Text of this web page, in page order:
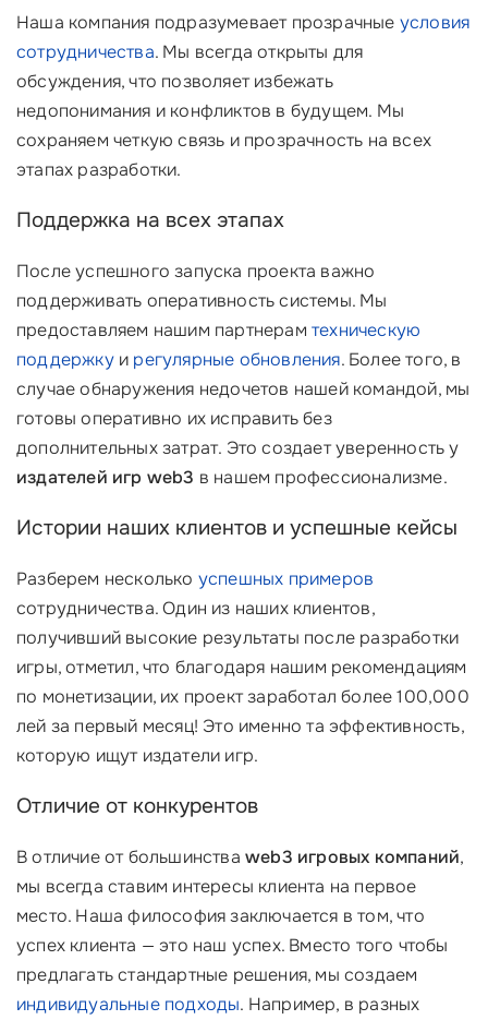
Наша компания подразумевает прозрачные условия
сотрудничества. Мы всегда открыты для
обсуждения, что позволяет избежать
недопонимания и конфликтов в будущем. Мы
сохраняем четкую связь и прозрачность на всех
этапах разработки.
Поддержка на всех этапах
После успешного запуска проекта важно
поддерживать оперативность системы. Мы
предоставляем нашим партнерам техническую
поддержкуи регулярные обновления. Более того, в
случае обнаружения недочетов нашей командой, мы
готовы оперативно их исправить без
дополнительных затрат. Это создает уверенность у
издателей игр web3 в нашем профессионализме.
Истории наших клиентов и успешные кейсы
Разберем несколько успешных примеров
сотрудничества. Один из наших клиентов,
получивший высокие результаты после разработки
игры, отметил, что благодаря нашим рекомендациям
по монетизации, их проект заработал более 100,000
лей за первый месяц! Это именно та эффективность,
которую ищут издатели игр.
Отличие от конкурентов
В отличие от большинства web3 игровых компаний,
мы всегда ставим интересы клиента на первое
место. Наша философия заключается в том, что
успех клиента — это наш успех. Вместо того чтобы
предлагать стандартные решения, мы создаем
индивидуальные подходы. Например, в разных